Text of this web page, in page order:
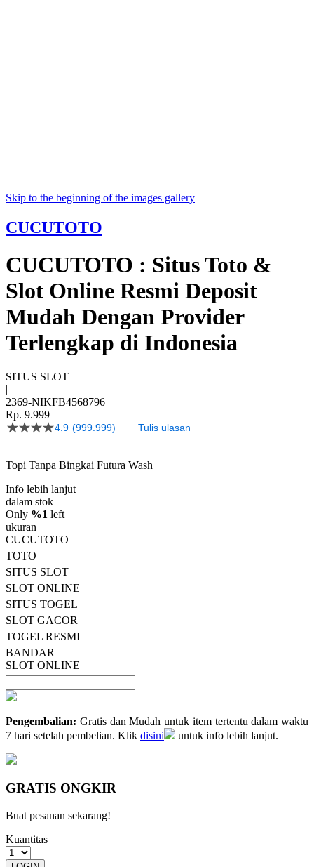
Skip to the beginning of the images gallery
CUCUTOTO
CUCUTOTO : Situs Toto &
Slot Online Resmi Deposit
Mudah Dengan Provider
Terlengkap di Indonesia
SITUS SLOT
|
2369-NIKFB4568796
Rp. 9.999
4.5
bintang,
rating
rata-
rata.
Read
13
Reviews.
Tautan
halaman
yang
sama.
4.9 (999.999) Tulis ulasan
Topi Tanpa Bingkai Futura Wash
Info lebih lanjut
dalam stok
Only %1 left
ukuran
CUCUTOTO
TOTO
SITUS SLOT
SLOT ONLINE
SITUS TOGEL
SLOT GACOR
TOGEL RESMI
BANDAR
SLOT ONLINE
Pengembalian: Gratis dan Mudah untuk item tertentu dalam waktu
7 hari setelah pembelian. Klik disini untuk info lebih lanjut.
GRATIS ONGKIR
Buat pesanan sekarang!
Kuantitas